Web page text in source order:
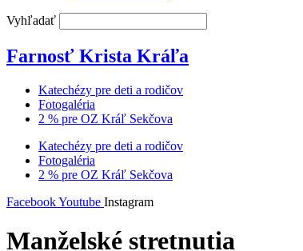
Vyhľadať
Farnosť Krista Kráľa
Katechézy pre deti a rodičov
Fotogaléria
2 % pre OZ Kráľ Sekčova
Katechézy pre deti a rodičov
Fotogaléria
2 % pre OZ Kráľ Sekčova
FacebookYoutube Instagram
Manželské stretnutia